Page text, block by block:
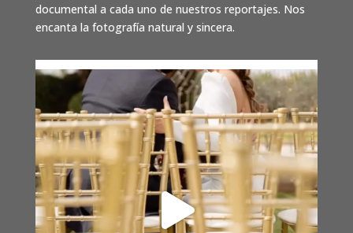
documental a cada uno de nuestros reportajes. Nos
encanta la fotografía natural y sincera.